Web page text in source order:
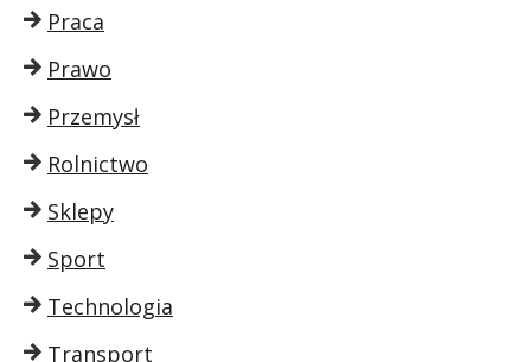
Praca
Prawo
Przemysł
Rolnictwo
Sklepy
Sport
Technologia
Transport